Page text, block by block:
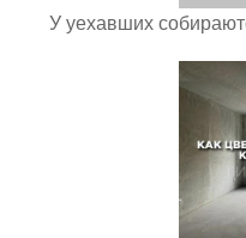
У уехавших